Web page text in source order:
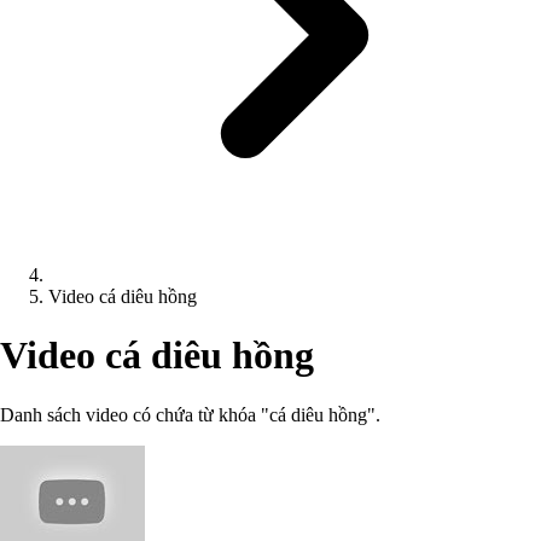
Video cá diêu hồng
Video cá diêu hồng
Danh sách video có chứa từ khóa "cá diêu hồng".